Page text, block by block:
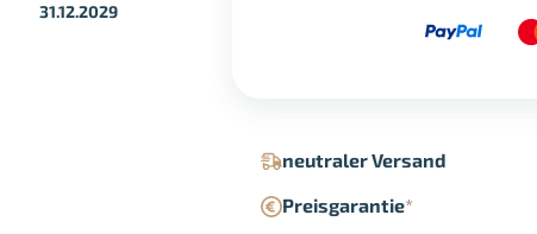
31.12.2029
neutraler Versand
Preisgarantie*